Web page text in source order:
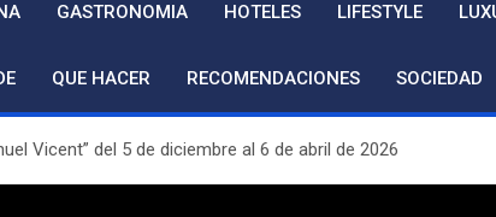
GASTRONOMIA HOTELES LIFESTYLE
QUE HACER RECOMENDACIONES SOCIEDAD
Vicent” del 5 de diciembre al 6 de abril de 2026